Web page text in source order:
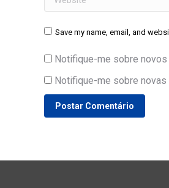
Save my name, email, and
Notifique-me sobre
Notifique-me sobre
Postar Comentário